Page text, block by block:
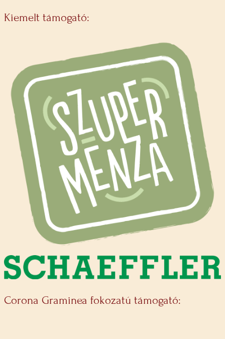
Kiemelt támogató:
Corona Graminea fokozatú támogató: